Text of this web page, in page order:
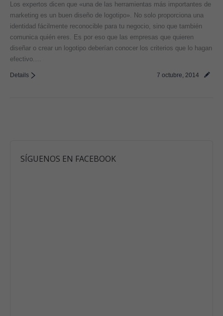
Los expertos dicen que «una de las herramientas más importantes de
marketing es un buen diseño de logotipo». No solo proporciona una
identidad fácilmente reconocible para tu negocio, sino que también
comunica quién eres. Es por eso que las empresas que quieren
diseñar o crear un logotipo deberían conocer los criterios que lo hagan
efectivo.…
7 octubre, 2014
Details
SÍGUENOS EN FACEBOOK